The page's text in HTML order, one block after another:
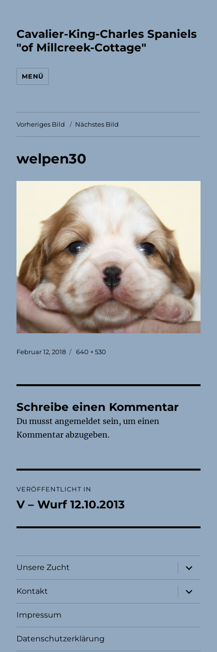
Cavalier-King-Charles Spaniels
"of Millcreek-Cottage"
MENÜ
Vorheriges Bild Nächstes Bild
welpen30
Veröffentlicht
Februar 12, 2018 Originalgröße
640 × 530
Schreibe einen Kommentar
Du musstangemeldet sein, um einen
Kommentar abzugeben.
VERÖFFENTLICHT IN
V – Wurf 12.10.2013
Unsere Zucht
öffnen
Kontakt
öffnen
Impressum
Datenschutzerklärung